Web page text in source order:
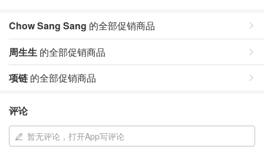
Chow Sang Sang 的全部促销商品
周生生 的全部促销商品
项链 的全部促销商品
评论
暂无评论，打开App写评论